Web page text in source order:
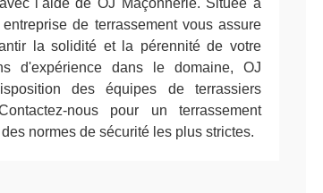
de terrassement vous assure
la solidité et la pérennité de votre
d'expérience dans le domaine, OJ
des équipes de terrassiers
nous pour un terrassement
normes de sécurité les plus strictes.